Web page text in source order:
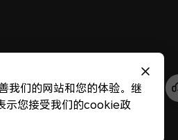
关于cookies 法律信息 除名查询
公司 2020-2026 保留一切权利。
粤公网安备
我们的网站和您的体验。继
示您接受我们的cookie政